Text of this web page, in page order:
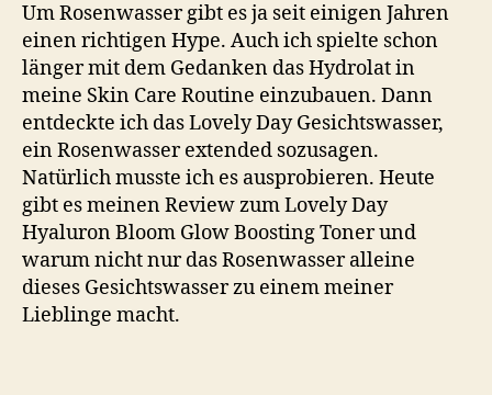
Um Rosenwasser gibt es ja seit einigen Jahren
einen richtigen Hype. Auch ich spielte schon
länger mit dem Gedanken das Hydrolat in
meine Skin Care Routine einzubauen. Dann
entdeckte ich das Lovely Day Gesichtswasser,
ein Rosenwasser extended sozusagen.
Natürlich musste ich es ausprobieren. Heute
gibt es meinen Review zum Lovely Day
Hyaluron Bloom Glow Boosting Toner und
warum nicht nur das Rosenwasser alleine
dieses Gesichtswasser zu einem meiner
Lieblinge macht.